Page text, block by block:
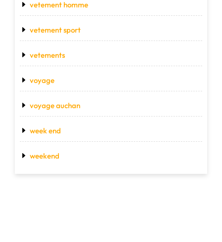
vetement homme
vetement sport
vetements
voyage
voyage auchan
week end
weekend